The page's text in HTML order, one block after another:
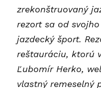
zrekonštruovaný
rezort sa od
jazdecký šport.
reštauráciu, ktorú
Ľubomír Herko,
vlastný remeselný